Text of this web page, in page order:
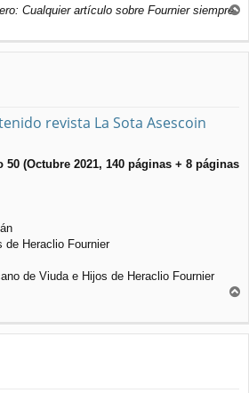
Cualquier artículo sobre Fournier siempre
r
i
revista La Sota Asescoin
(Octubre 2021, 140 páginas + 8 páginas
de Heraclio Fournier
de Viuda e Hijos de Heraclio Fournier
i